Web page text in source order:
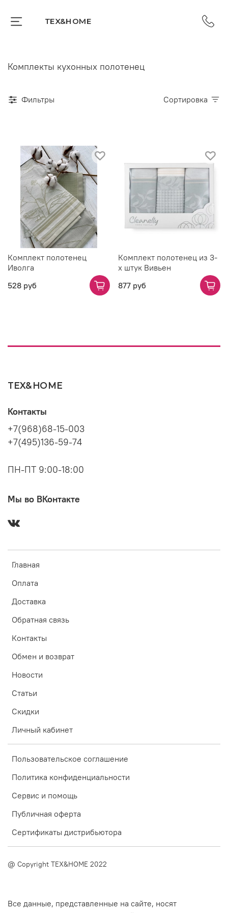
TEX&HOME
Комплекты кухонных полотенец
Фильтры Сортировка
Комплект полотенец
Иволга
528 руб
Комплект полотенец из 3-
х штук Вивьен
877 руб
TEX&HOME
Главная
Оплата
Доставка
Обратная связь
Контакты
Обмен и возврат
Новости
Статьи
Скидки
Личный кабинет
Пользовательское соглашение
Политика конфиденциальности
Сервис и помощь
Публичная оферта
Сертификаты дистрибьютора
Контакты
+7(968)68-15-003
+7(495)136-59-74
ПН-ПТ 9:00-18:00
Мы во ВКонтакте
@ Copyright TEX&HOME 2022
Все данные, представленные на сайте, носят